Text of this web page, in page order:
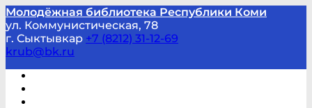
Молодёжная библиотека Республики Коми
ул. Коммунистическая, 78
г. Сыктывкар +7 (8212) 31-12-69
krub@bk.ru